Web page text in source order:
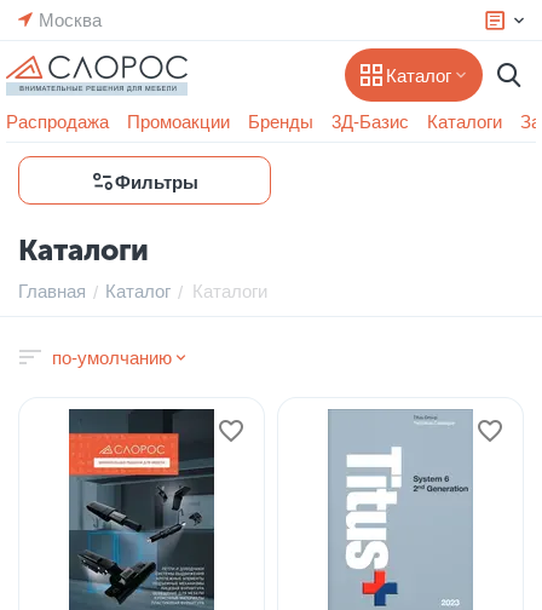
Москва
Каталог
Распродажа Промоакции Бренды 3Д-Базис Каталоги
Фильтры
Каталоги
Главная / Каталог / Каталоги
по-умолчанию